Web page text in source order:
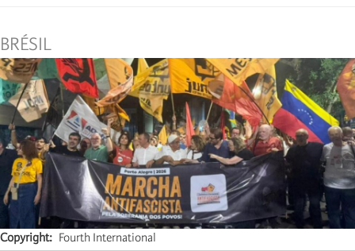
BRÉSIL
Copyright
Fourth International